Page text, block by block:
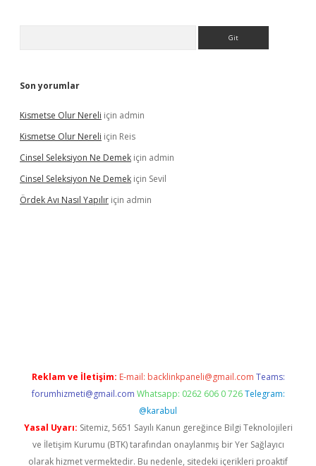
Son yorumlar
Kismetse Olur Nereli için admin
Kismetse Olur Nereli için Reis
Cinsel Seleksiyon Ne Demek için admin
Cinsel Seleksiyon Ne Demek için Sevil
Ördek Avı Nasıl Yapılır için admin
Reklam ve İletişim: E-mail: backlinkpaneli@gmail.com Teams:
forumhizmeti@gmail.com Whatsapp: 0262 606 0 726 Telegram:
@karabul
Yasal Uyarı: Sitemiz, 5651 Sayılı Kanun gereğince Bilgi Teknolojileri
ve İletişim Kurumu (BTK) tarafından onaylanmış bir Yer Sağlayıcı
olarak hizmet vermektedir. Bu nedenle, sitedeki içerikleri proaktif